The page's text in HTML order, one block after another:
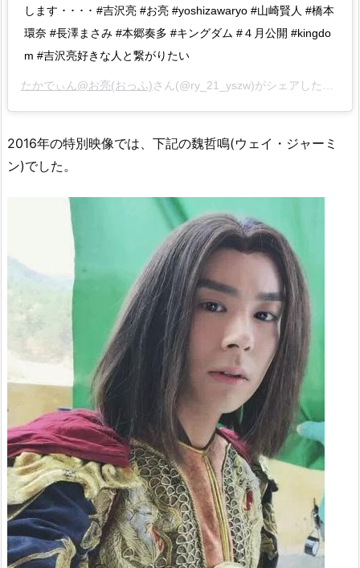
します ･ ･ ･ ･ #吉沢亮 #お亮 #yoshizawaryo #山崎賢人 #橋本
環奈 #長澤まさみ #本郷奏多 #キングダム #４月公開 #kingdo
m #吉沢亮好きな人と繋がりたい
たかでぃん@お亮(おっふ)さん(@ry_21_yszw)がシェアした投稿 –
2016年の特別映像では、下記の魏哲鳴(ウェイ・ジャーミ
ン)でした。